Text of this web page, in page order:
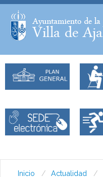
Inicio Actualidad